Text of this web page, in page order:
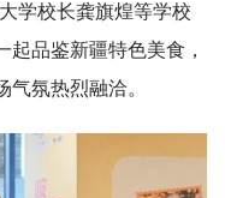
学校长龚旗煌等学校
品鉴新疆特色美食，
氛热烈融洽。